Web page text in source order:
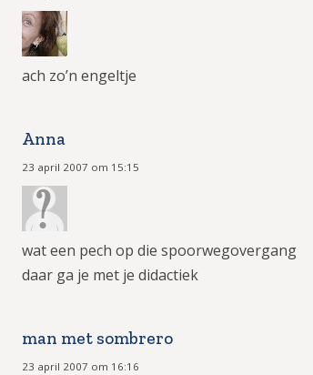
ach zo’n engeltje
Anna
23 april 2007 om 15:15
wat een pech op die spoorwegovergang
daar ga je met je didactiek
man met sombrero
23 april 2007 om 16:16